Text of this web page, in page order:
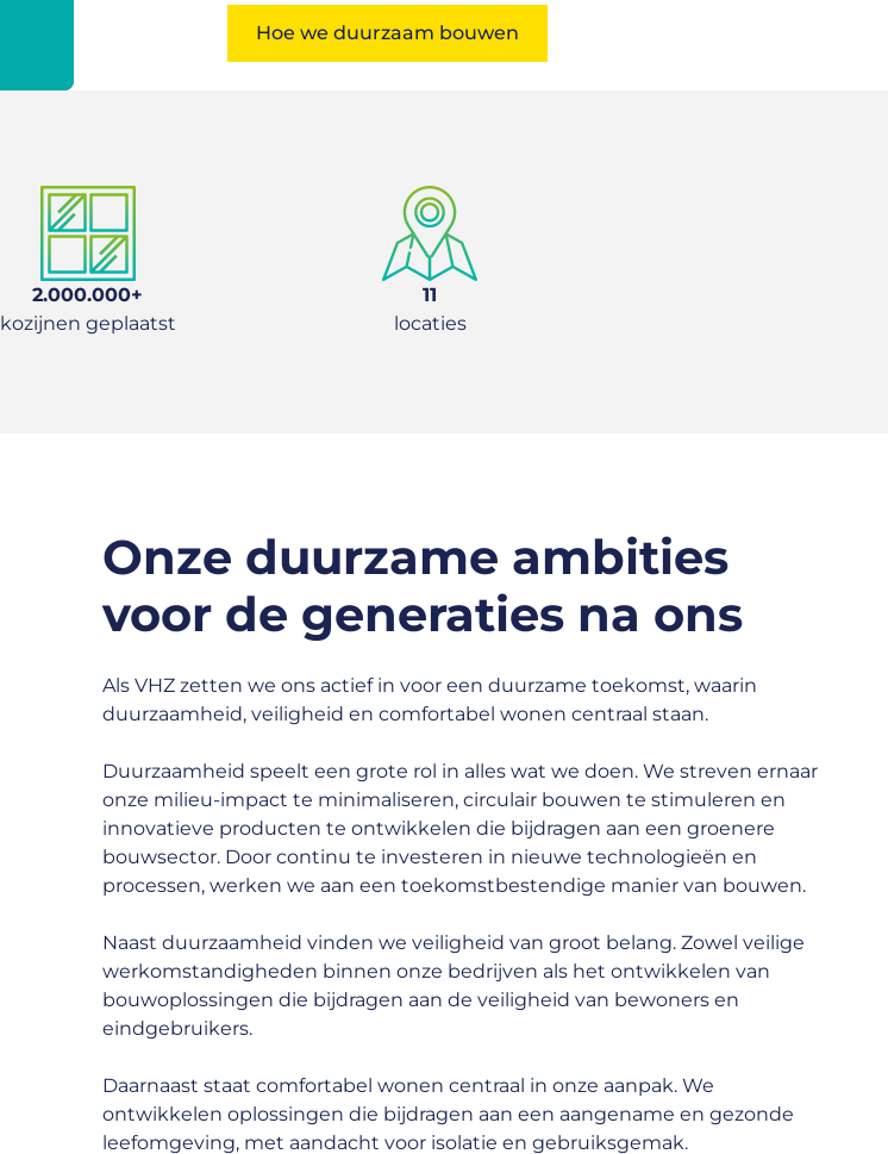
Hoe we duurzaam bouwen
2.000.000+
kozijnen geplaatst
11
locaties
Onze duurzame ambities
voor de generaties na ons
Als VHZ zetten we ons actief in voor een duurzame toekomst, waarin
duurzaamheid, veiligheid en comfortabel wonen centraal staan.
Duurzaamheid speelt een grote rol in alles wat we doen. We streven ernaar
onze milieu-impact te minimaliseren, circulair bouwen te stimuleren en
innovatieve producten te ontwikkelen die bijdragen aan een groenere
bouwsector. Door continu te investeren in nieuwe technologieën en
processen, werken we aan een toekomstbestendige manier van bouwen.
Naast duurzaamheid vinden we veiligheid van groot belang. Zowel veilige
werkomstandigheden binnen onze bedrijven als het ontwikkelen van
bouwoplossingen die bijdragen aan de veiligheid van bewoners en
eindgebruikers.
Daarnaast staat comfortabel wonen centraal in onze aanpak. We
ontwikkelen oplossingen die bijdragen aan een aangename en gezonde
leefomgeving, met aandacht voor isolatie en gebruiksgemak.